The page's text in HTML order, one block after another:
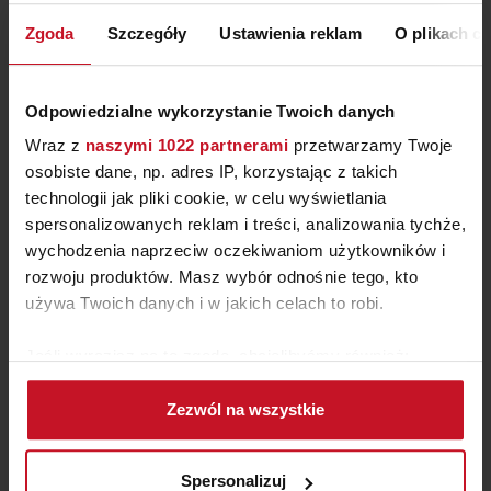
Zgoda Szczegóły Ustawienia reklam O plikach
Odpowiedzialne wykorzystanie Twoich danych
Wraz z naszymi 1022 partnerami przetwarzamy Twoje
osobiste dane, np. adres IP, korzystając z takich
technologii jak pliki cookie, w celu wyświetlania
spersonalizowanych reklam i treści, analizowania tychże,
wychodzenia naprzeciw oczekiwaniom użytkowników i
rozwoju produktów. Masz wybór odnośnie tego, kto
używa Twoich danych i w jakich celach to robi.
Gromadzić dane dotyczące Twojej lokalizacji
geograficznej z dokładnością nawet do kilku metrów
Identyfikować Twoje urządzenie, aktywnie
Zezwól na wszystkie
Spersonalizuj
KRZESŁO SHELLY SUPREME
ZAPYTAJ O CENĘ W SALONIE